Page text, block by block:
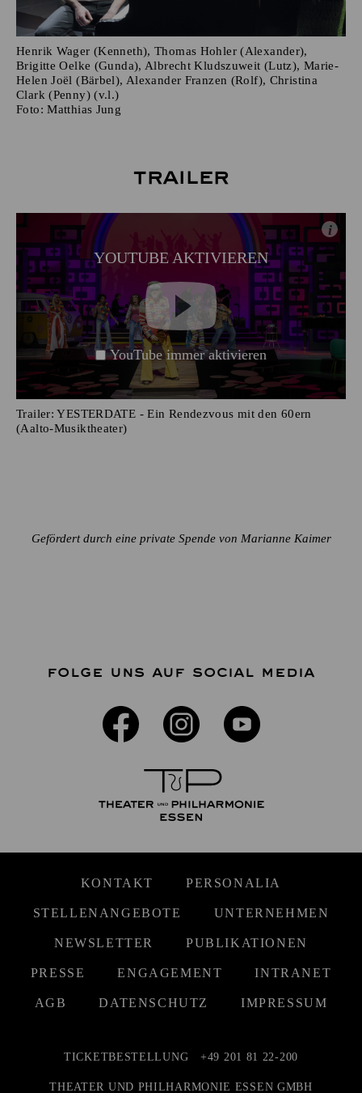
Henrik Wager (Kenneth), Thomas Hohler (Alexander),
Brigitte Oelke (Gunda), Albrecht Kludszuweit (Lutz), Marie-
Helen Joël (Bärbel), Alexander Franzen (Rolf), Christina
Clark (Penny) (v.l.)
Foto: Matthias Jung
Trailer
YOUTUBE AKTIVIEREN
i
YouTube immer aktivieren
Trailer: YESTERDATE - Ein Rendezvous mit den 60ern
(Aalto-Musiktheater)
Gefördert durch eine private Spende von Marianne Kaimer
FOLGE UNS AUF SOCIAL MEDIA
KONTAKT PERSONALIA
STELLENANGEBOTE UNTERNEHMEN
NEWSLETTER PUBLIKATIONEN
PRESSE ENGAGEMENT INTRANET
AGB DATENSCHUTZ IMPRESSUM
TICKETBESTELLUNG +49 201 81 22-200
THEATER UND PHILHARMONIE ESSEN GMBH